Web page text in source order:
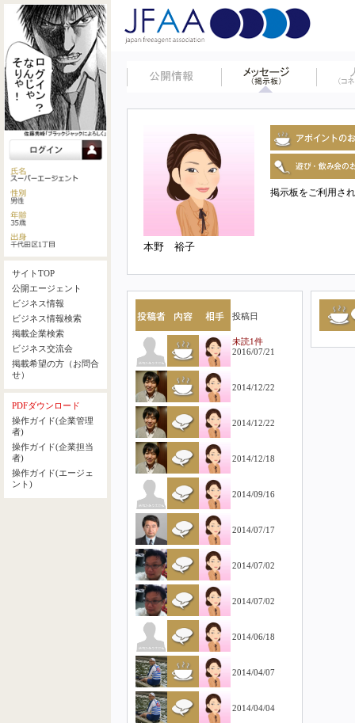
サイトTOP
公開エージェント
ビジネス情報
ビジネス情報検索
掲載企業検索
ビジネス交流会
掲載希望の方（お問合
せ）
PDFダウンロード
操作ガイド(企業管理
者)
操作ガイド(企業担当
者)
操作ガイド(エージェ
ント)
本野 裕子
掲示板をご利用さ
投稿日
未読1件
2016/07/21
2014/12/22
2014/12/22
2014/12/18
2014/09/16
2014/07/17
2014/07/02
2014/07/02
2014/06/18
2014/04/07
2014/04/04